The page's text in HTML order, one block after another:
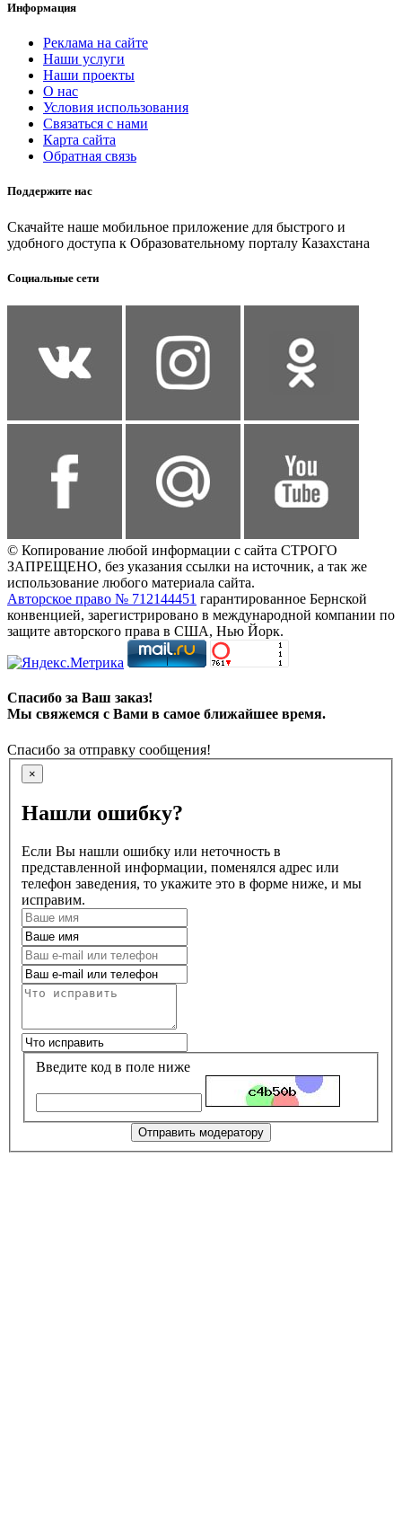
Информация
Реклама на сайте
Наши услуги
Наши проекты
О нас
Условия использования
Связаться с нами
Карта сайта
Обратная связь
Поддержите нас
Скачайте наше мобильное приложение для быстрого и
удобного доступа к Образовательному порталу Казахстана
Социальные сети
© Копирование любой информации с сайта СТРОГО
ЗАПРЕЩЕНО, без указания ссылки на источник, а так же
использование любого материала сайта.
Авторское право № 712144451 гарантированное Бернской
конвенцией, зарегистрировано в международной компании по
защите авторского права в США, Нью Йорк.
Спасибо за Ваш заказ!
Мы свяжемся с Вами в самое ближайшее время.
Спасибо за отправку сообщения!
×
Нашли ошибку?
Если Вы нашли ошибку или неточность в
представленной информации, поменялся адрес или
телефон заведения, то укажите это в форме ниже, и мы
исправим.
Введите код в поле ниже
Отправить модератору